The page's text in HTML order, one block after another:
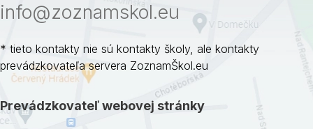
info@zoznamskol.eu
* tieto kontakty nie sú kontakty školy, ale kontakty
prevádzkovateľa servera ZoznamŠkol.eu
Prevádzkovateľ webovej stránky